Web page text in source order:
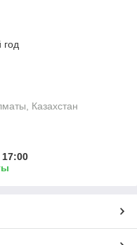
год
Казахстан